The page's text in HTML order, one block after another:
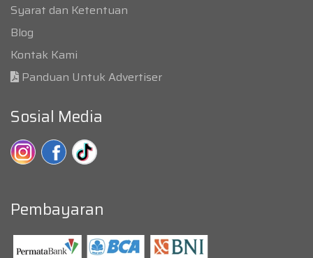
Syarat dan Ketentuan
Blog
Kontak Kami
Panduan Untuk Advertiser
Sosial Media
Pembayaran